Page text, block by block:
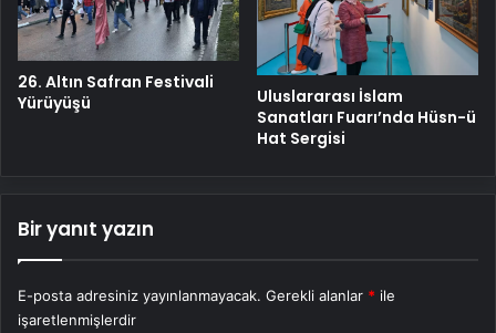
26. Altın Safran Festivali
Yürüyüşü
Uluslararası İslam
Sanatları Fuarı’nda Hüsn-ü
Hat Sergisi
Bir yanıt yazın
E-posta adresiniz yayınlanmayacak. Gerekli alanlar * ile
işaretlenmişlerdir